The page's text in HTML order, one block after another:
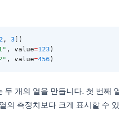
2 , 3 ])
, value=123 )
, value=456 )
두 개의 열을 만듭니다. 첫 번째
의 측정치보다 크게 표시할 수